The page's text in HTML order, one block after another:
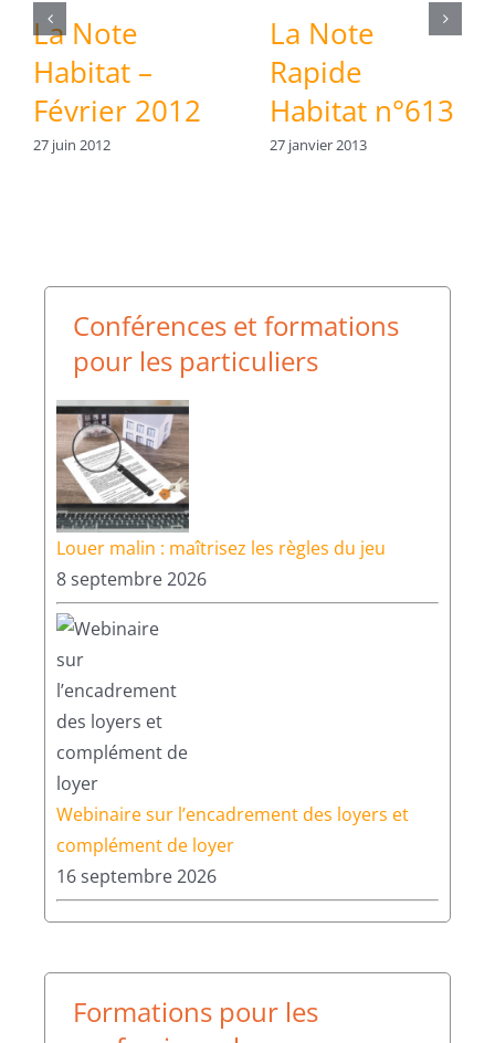
La Note
Habitat –
Février 2012
27 juin 2012
La Note
Rapide
Habitat n°613
27 janvier 2013
Conférences et formations
pour les particuliers
Louer malin : maîtrisez les règles du jeu
8 septembre 2026
Webinaire sur l’encadrement des loyers et
complément de loyer
16 septembre 2026
Formations pour les